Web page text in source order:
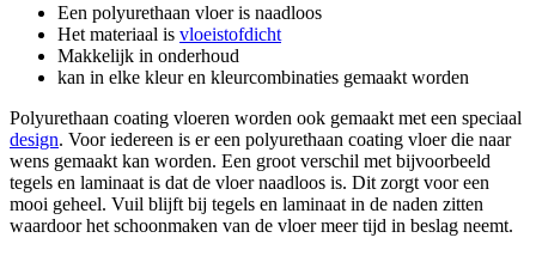
Een polyurethaan vloer is naadloos
Het materiaal is vloeistofdicht
Makkelijk in onderhoud
kan in elke kleur en kleurcombinaties gemaakt worden
Polyurethaan coating vloeren worden ook gemaakt met een speciaal
design. Voor iedereen is er een polyurethaan coating vloer die naar
wens gemaakt kan worden. Een groot verschil met bijvoorbeeld
tegels en laminaat is dat de vloer naadloos is. Dit zorgt voor een
mooi geheel. Vuil blijft bij tegels en laminaat in de naden zitten
waardoor het schoonmaken van de vloer meer tijd in beslag neemt.